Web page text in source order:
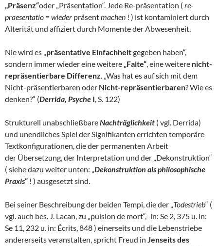
„Präsenz“oder „Präsentation“. Jede Re-präsentation ( re-
praesentatio = wieder präsentmachen ! ) ist kontaminiert durch
Alterität und affiziert durch Momente der Abwesenheit.
Nie wird es „präsentative Einfachheitgegeben haben“,
sondern immer wieder eine weitere „Falte“, eine weitere nicht-
repräsentierbare Differenz. „Was hat es auf sich mit dem
Nicht-präsentierbaren oder Nicht-repräsentierbaren? Wie es
denken?“ (Derrida, Psyche I, S. 122)
Strukturell unabschließbareNachträglichkeit ( vgl. Derrida)
und unendliches Spiel der Signifikanten errichten temporäre
Textkonfigurationen, die der permanenten Arbeit
der Übersetzung, der Interpretation und der „Dekonstruktion“
( siehe dazu weiter unten: „Dekonstruktion als philosophische
Praxis“ ! ) ausgesetzt sind.
Bei seiner Beschreibung der beiden Tempi, die der „Todestrieb“ (
vgl. auch bes. J. Lacan, zu „pulsion de mort“,- in: Se 2, 375 u. in:
Se 11, 232 u. in: Écrits, 848 ) einerseits und die Lebenstriebe
andererseits veranstalten, spricht Freud in Jenseits des